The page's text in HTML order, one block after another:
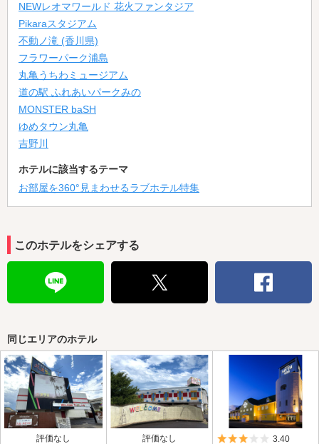
NEWレオマワールド 花火ファンタジア
Pikaraスタジアム
不動ノ滝 (香川県)
フラワーパーク浦島
丸亀うちわミュージアム
道の駅 ふれあいパークみの
MONSTER baSH
ゆめタウン丸亀
吉野川
ホテルに該当するテーマ
お部屋を360°見まわせるラブホテル特集
このホテルをシェアする
同じエリアのホテル
評価なし 評価なし 5つ星のうち3
3.40